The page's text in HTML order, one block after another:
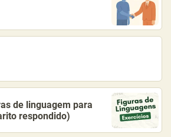
de linguagem para
respondido)